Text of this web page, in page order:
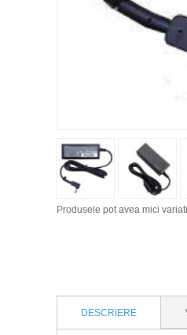
Produsele pot avea mici
DESCRIERE